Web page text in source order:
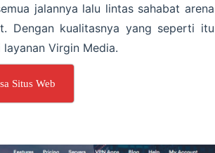
jalannya lalu lintas sahabat arena
Dengan kualitasnya yang seperti itu
Virgin Media.
Situs Web